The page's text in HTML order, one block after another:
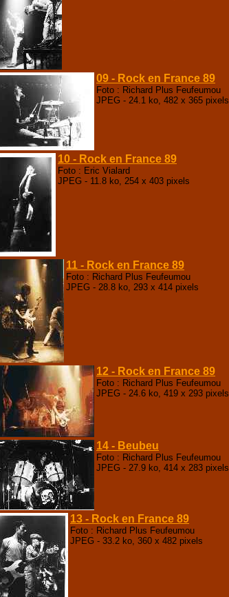
09 - Rock en France 89
Foto : Richard Plus Feufeumou
JPEG - 24.1 ko, 482 x 365 pixels
10 - Rock en France 89
Foto : Eric Vialard
JPEG - 11.8 ko, 254 x 403 pixels
11 - Rock en France 89
Foto : Richard Plus Feufeumou
JPEG - 28.8 ko, 293 x 414 pixels
12 - Rock en France 89
Foto : Richard Plus Feufeumou
JPEG - 24.6 ko, 419 x 293 pixels
14 - Beubeu
Foto : Richard Plus Feufeumou
JPEG - 27.9 ko, 414 x 283 pixels
13 - Rock en France 89
Foto : Richard Plus Feufeumou
JPEG - 33.2 ko, 360 x 482 pixels